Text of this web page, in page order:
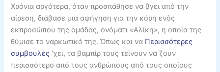
Χρόνια αργότερα, όταν προσπάθησε να βγει από την
αίρεση, διάβασε μια αφήγηση για την κόρη ενός
εκπροσώπου της ομάδας, ονόματι «Αλίκη», η οποία της
θύμισε το ναρκωτικό της. Όπως και να Περισσότερες
συμβουλές 'χει, τα βαμπίρ τους τείνουν να ζουν
περισσότερο από τους ανθρώπους από τους οποίους